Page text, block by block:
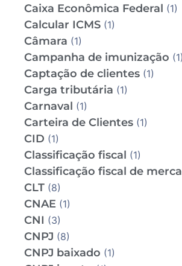
Caixa Econômica Federal (1)
Calcular ICMS (1)
Câmara (1)
Campanha de imunização (1)
Captação de clientes (1)
Carga tributária (1)
Carnaval (1)
Carteira de Clientes (1)
CID (1)
Classificação fiscal (1)
Classificação fiscal de
CLT (8)
CNAE (1)
CNI (3)
CNPJ (8)
CNPJ baixado (1)